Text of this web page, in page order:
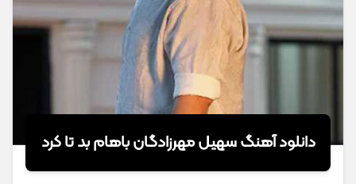
دانلود آهنگ سهیل مهرزادگان باهام بد تا کرد